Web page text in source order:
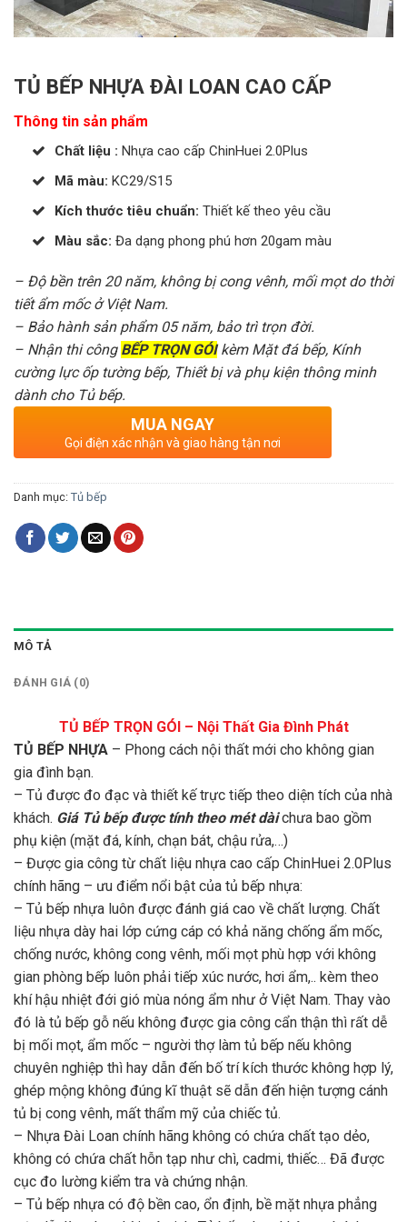
TỦ BẾP NHỰA ĐÀI LOAN CAO CẤP
Thông tin sản phẩm
Chất liệu : Nhựa cao cấp ChinHuei 2.0Plus
Mã màu: KC29/S15
Kích thước tiêu chuẩn: Thiết kế theo yêu cầu
Màu sắc: Đa dạng phong phú hơn 20gam màu
– Độ bền trên 20 năm, không bị cong vênh, mối mọt do thời
tiết ẩm mốc ở Việt Nam.
– Bảo hành sản phẩm 05 năm, bảo trì trọn đời.
– Nhận thi công BẾP TRỌN GÓIkèm Mặt đá bếp, Kính
cường lực ốp tường bếp, Thiết bị và phụ kiện thông minh
dành cho Tủ bếp.
MUA NGAY
Gọi điện xác nhận và giao hàng tận nơi
Danh mục: Tủ bếp
MÔ TẢ
ĐÁNH GIÁ (0)
TỦ BẾP TRỌN GÓI – Nội Thất Gia Đình Phát
TỦ BẾP NHỰA – Phong cách nội thất mới cho không gian
gia đình bạn.
– Tủ được đo đạc và thiết kế trực tiếp theo diện tích của nhà
khách. Giá Tủ bếp được tính theo mét dàichưa bao gồm
phụ kiện (mặt đá, kính, chạn bát, chậu rửa,…)
– Được gia công từ chất liệu nhựa cao cấp ChinHuei 2.0Plus
chính hãng – ưu điểm nổi bật của tủ bếp nhựa:
– Tủ bếp nhựa luôn được đánh giá cao về chất lượng. Chất
liệu nhựa dày hai lớp cứng cáp có khả năng chống ẩm mốc,
chống nước, không cong vênh, mối mọt phù hợp với không
gian phòng bếp luôn phải tiếp xúc nước, hơi ẩm,.. kèm theo
khí hậu nhiệt đới gió mùa nóng ẩm như ở Việt Nam. Thay vào
đó là tủ bếp gỗ nếu không được gia công cẩn thận thì rất dễ
bị mối mọt, ẩm mốc – người thợ làm tủ bếp nếu không
chuyên nghiệp thì hay dẫn đến bố trí kích thước không hợp lý,
ghép mộng không đúng kĩ thuật sẽ dẫn đến hiện tượng cánh
tủ bị cong vênh, mất thẩm mỹ của chiếc tủ.
– Nhựa Đài Loan chính hãng không có chứa chất tạo dẻo,
không có chứa chất hỗn tạp như chì, cadmi, thiếc… Đã được
cục đo lường kiểm tra và chứng nhận.
– Tủ bếp nhựa có độ bền cao, ổn định, bề mặt nhựa phẳng